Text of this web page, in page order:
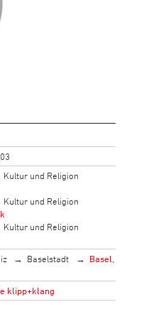
Kultur und Religion
Kultur und Religion
Kultur und Religion
Baselstadt
Basel,
klipp+klang